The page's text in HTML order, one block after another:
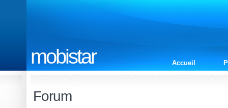
mobistar Accueil
Forum